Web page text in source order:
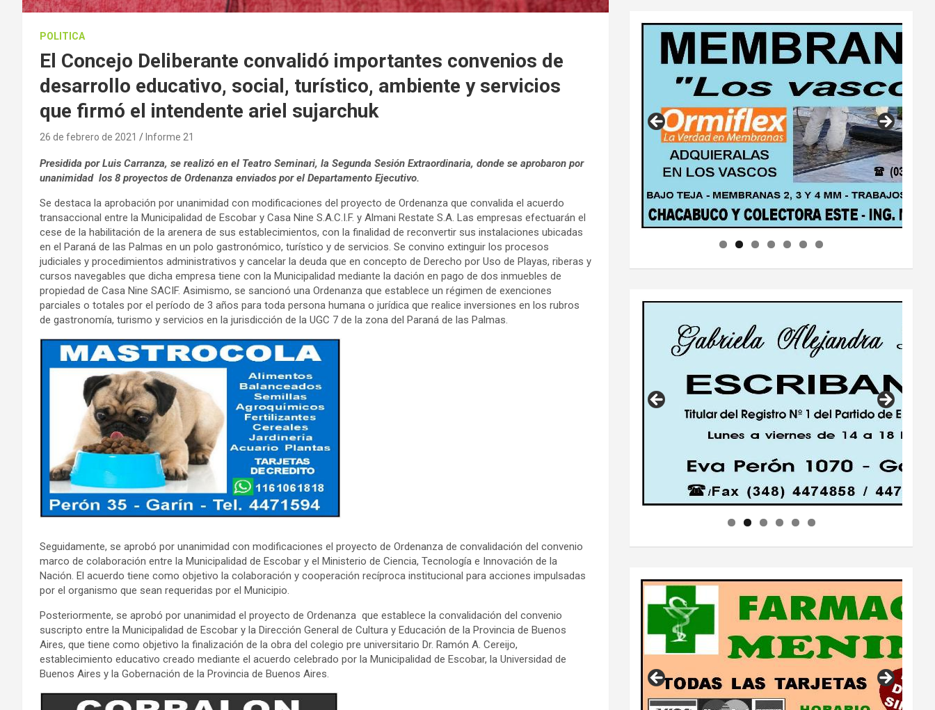
POLITICA
El Concejo Deliberante convalidó importantes convenios de
desarrollo educativo, social, turístico, ambiente y servicios
que firmó el intendente ariel sujarchuk
26 de febrero de 2021 Informe 21
Presidida por Luis Carranza, se realizó en el Teatro Seminari, la Segunda Sesión Extraordinaria, donde se aprobaron por
unanimidad los 8 proyectos de Ordenanza enviados por el Departamento Ejecutivo.
Se destaca la aprobación por unanimidad con modificaciones del proyecto de Ordenanza que convalida el acuerdo
transaccional entre la Municipalidad de Escobar y Casa Nine S.A.C.I.F. y Almani Restate S.A. Las empresas efectuarán el
cese de la habilitación de la arenera de sus establecimientos, con la finalidad de reconvertir sus instalaciones ubicadas
en el Paraná de las Palmas en un polo gastronómico, turístico y de servicios. Se convino extinguir los procesos
judiciales y procedimientos administrativos y cancelar la deuda que en concepto de Derecho por Uso de Playas, riberas y
cursos navegables que dicha empresa tiene con la Municipalidad mediante la dación en pago de dos inmuebles de
propiedad de Casa Nine SACIF. Asimismo, se sancionó una Ordenanza que establece un régimen de exenciones
parciales o totales por el período de 3 años para toda persona humana o jurídica que realice inversiones en los rubros
de gastronomía, turismo y servicios en la jurisdicción de la UGC 7 de la zona del Paraná de las Palmas.
Seguidamente, se aprobó por unanimidad con modificaciones el proyecto de Ordenanza de convalidación del convenio
marco de colaboración entre la Municipalidad de Escobar y el Ministerio de Ciencia, Tecnología e Innovación de la
Nación. El acuerdo tiene como objetivo la colaboración y cooperación recíproca institucional para acciones impulsadas
por el organismo que sean requeridas por el Municipio.
Posteriormente, se aprobó por unanimidad el proyecto de Ordenanza que establece la convalidación del convenio
suscripto entre la Municipalidad de Escobar y la Dirección General de Cultura y Educación de la Provincia de Buenos
Aires, que tiene como objetivo la finalización de la obra del colegio pre universitario Dr. Ramón A. Cereijo,
establecimiento educativo creado mediante el acuerdo celebrado por la Municipalidad de Escobar, la Universidad de
Buenos Aires y la Gobernación de la Provincia de Buenos Aires.